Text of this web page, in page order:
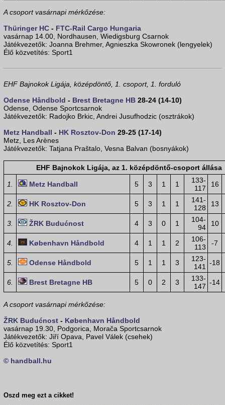
A csoport vasárnapi mérkőzése:
Thüringer HC - FTC-Rail Cargo Hungaria
vasárnap 14.00, Nordhausen, Wiedigsburg Csarnok
Játékvezetők: Joanna Brehmer, Agnieszka Skowronek (lengyelek)
Élő közvetítés: Sport1
EHF Bajnokok Ligája, középdöntő, 1. csoport, 1. forduló
Odense Håndbold - Brest Bretagne HB 28-24 (14-10)
Odense, Odense Sportcsarnok
Játékvezetők: Radojko Brkic, Andrei Jusufhodzic (osztrákok)
Metz Handball - HK Rosztov-Don 29-25 (17-14)
Metz, Les Arènes
Játékvezetők: Tatjana Praštalo, Vesna Balvan (bosnyákok)
EHF Bajnokok Ligája, az 1. középdöntő-csoport állása
1. Metz Handball 5 3 1 1
133-
117
16
2. HK Rosztov-Don 5 3 1 1
141-
128
13
3. ŽRK Budućnost 4 3 0 1
104-
94
10
4. København Håndbold 4 1 1 2
106-
113
-7
5. Odense Håndbold 5 1 1 3
123-
141 -18
6. Brest Bretagne HB 5 0 2 3
133-
147 -14
A csoport vasárnapi mérkőzése:
ŽRK Budućnost - København Håndbold
vasárnap 19.30, Podgorica, Morača Sportcsarnok
Játékvezetők: Jiří Opava, Pavel Válek (csehek)
Élő közvetítés: Sport1
© handball.hu
Oszd meg ezt a cikket!